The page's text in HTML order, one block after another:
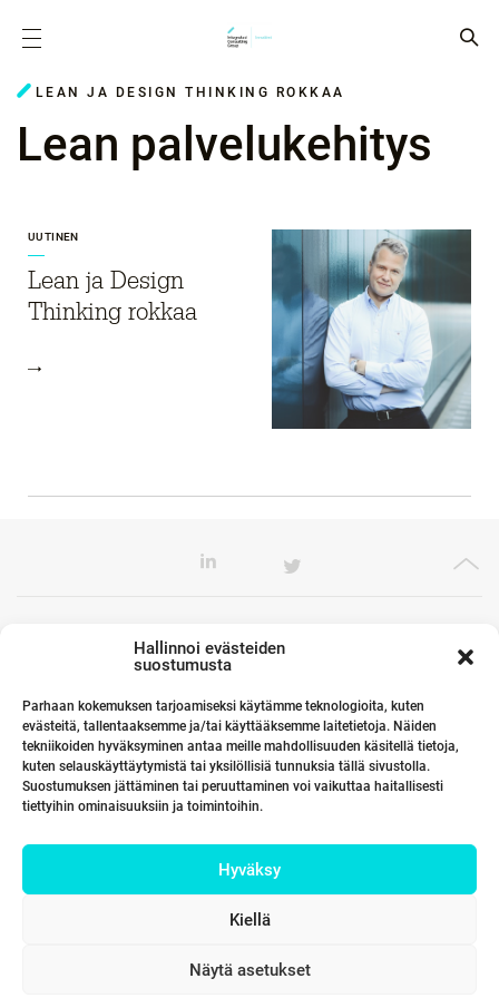
Hallinnoi evästeiden
suostumusta
Parhaan kokemuksen tarjoamiseksi käytämme teknologioita, kuten
evästeitä, tallentaaksemme ja/tai käyttääksemme laitetietoja. Näiden
tekniikoiden hyväksyminen antaa meille mahdollisuuden käsitellä tietoja,
kuten selauskäyttäytymistä tai yksilöllisiä tunnuksia tällä sivustolla.
Suostumuksen jättäminen tai peruuttaminen voi vaikuttaa haitallisesti
tiettyihin ominaisuuksiin ja toimintoihin.
Hyväksy
Kiellä
Näytä asetukset
LEAN JA DESIGN THINKING ROKKAA
Lean palvelukehitys
UUTINEN
Lean ja Design
Thinking rokkaa
Toimistomme Euroopassa
Kumppanimme maailmalla